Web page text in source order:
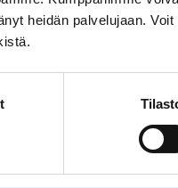
heidän palvelujaan.